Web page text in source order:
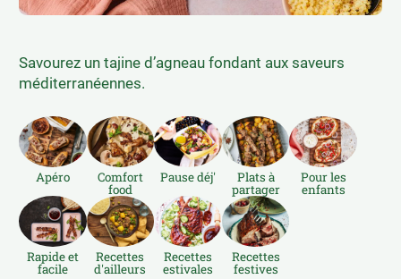
RECETTES FESTIVES SUCRÉ SALÉ
Savourez un tajine d’agneau fondant aux saveurs
méditerranéennes.
Apéro Comfort
food
Pause déj' Plats à
partager
Pour les
enfants
Rapide et
facile
Recettes
d'ailleurs
Recettes
estivales
Recettes
festives